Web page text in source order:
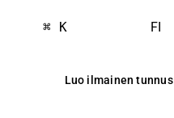
⌘ K FI
Luo ilmainen tunnus